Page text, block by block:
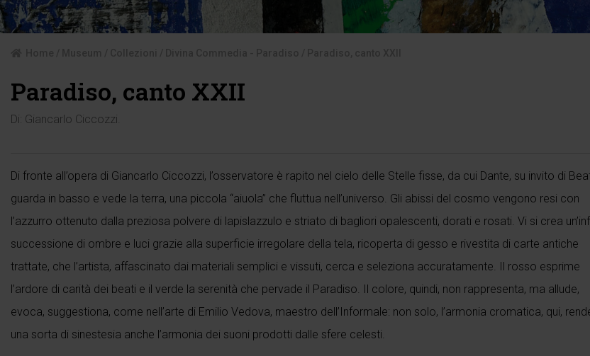
Paradiso, canto XXII
Di: Giancarlo Ciccozzi
Di fronte all’opera di Giancarlo Ciccozzi, l’osservatore è rapito nel cielo delle Stelle fisse, da cui Dante, su invito di
guarda in basso e vede la terra, una piccola “aiuola” che fluttua nell’universo. Gli abissi del cosmo vengono resi con
l’azzurro ottenuto dalla preziosa polvere di lapislazzulo e striato di bagliori opalescenti, dorati e rosati. Vi si crea
successione di ombre e luci grazie alla superficie irregolare della tela, ricoperta di gesso e rivestita di carte antiche
trattate, che l’artista, affascinato dai materiali semplici e vissuti, cerca e seleziona accuratamente. Il rosso esprime
l’ardore di carità dei beati e il verde la serenità che pervade il Paradiso. Il colore, quindi, non rappresenta, ma allude,
evoca, suggestiona, come nell’arte di Emilio Vedova, maestro dell’Informale: non solo, l’armonia cromatica, qui,
una sorta di sinestesia anche l’armonia dei suoni prodotti dalle sfere celesti.